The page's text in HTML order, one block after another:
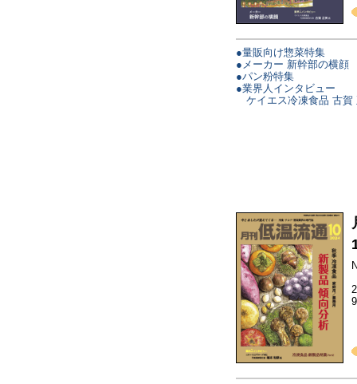
●量販向け惣菜特集
●メーカー 新幹部の横顔
●パン粉特集
●業界人インタビュー
ケイエス冷凍食品 古賀